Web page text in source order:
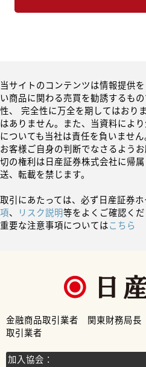
当サイトのコンテンツは情報提供
い商品に関わる売買を勧誘するも
性、 完全性に万全を期してはおり
はありません。また、当資料によ
についても当社は責任を負いませ
お客様ご自身の判断でなさるよう
切の権利は日産証券株式会社に帰
送、転載を禁じます。
取引にあたっては、必ず日産証券
項、 リスク説明等をよくご確認くだ
重要な注意事項についてはこちら
金融商品取引業者 関東財務局
取引業者
加入協会：